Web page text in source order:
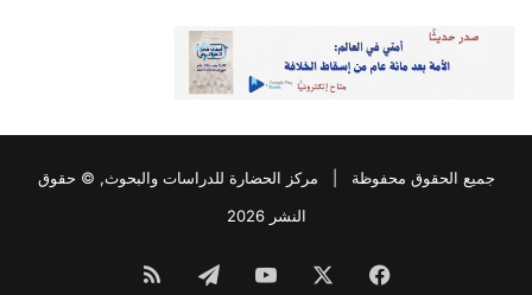
جميع الحقوق محفوظة | مركز الحضارة للدراسات والبحوث, © حقوق
النشر 2026
فيسبوك ‫YouTubeتيلقرام